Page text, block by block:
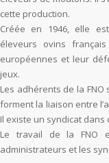
cette production.
Créée en 1946, elle
éleveurs ovins
européennes et leur
jeux.
Les adhérents de la
forment la liaison entre
Il existe un syndicat
Le travail de la FNO
administrateurs et les